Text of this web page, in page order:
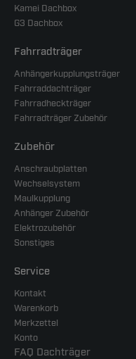
Kamei Dachbox
G3 Dachbox
Fahrradträger
Anhängerkupplungsträger
Fahrraddachträger
Fahrradheckträger
Fahrradträger Zubehör
Zubehör
Anschraubplatten
Wechselsystem
Maulkupplung
Anhänger Zubehör
Elektrozubehör
Sonstiges
Service
Kontakt
Warenkorb
Merkzettel
Konto
FAQ Dachträger